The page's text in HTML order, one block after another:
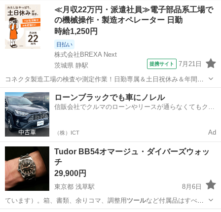
岡山 岡山市 椅子 現地
≪月収22万円・派遣社員≫電子部品系工場で
の機械操作・製造オペレーター 日勤
時給1,250円
日払い
株式会社BREXA Next
茨城県 静駅
提携サイト 7月21日
コネクタ製造工場の検査や測定作業！日勤専属＆土日祝休み＆年間休
日128日★クリーンルーム内作業★マイカー通勤OK＆無料駐車場あり
★就業先食堂利用可！日払い制度あり！《茨城県常陸大宮市》 人気の
工場のお仕事 ◇コネクタ製造工...
茨城 常陸大宮市 静駅 その他
ローンブラックでも車にノレル
信販会社でクルマのローンやリースが通らなくてもクル
（株）ICT Ad
Tudor BB54オマージュ・ダイバーズウォッ
チ
29,900円
東京都 浅草駅
8月6日
ています）。箱、書類、余りコマ、調整用 ツールなど付属品はすべて
揃っています。 手…